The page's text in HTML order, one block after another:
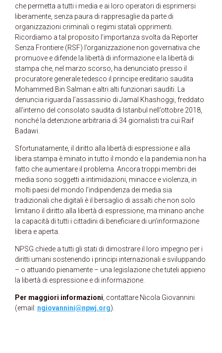
che permetta a tutti i media e ai loro operatori di esprimersi
liberamente, senza paura di rappresaglie da parte di
organizzazioni criminali o regimi statali opprimenti.
Ricordiamo a tal proposito l’importanza svolta da Reporter
Senza Frontiere (RSF) l’organizzazione non governativa che
promuove e difende la libertà di informazione e la libertà di
stampa che, nel marzo scorso, ha denunciato presso il
procuratore generale tedesco il principe ereditario saudita
Mohammed Bin Salman e altri alti funzionari sauditi. La
denuncia riguarda l’assassinio di Jamal Khashoggi, freddato
all’interno del consolato saudita di Istanbul nell’ottobre 2018,
nonché la detenzione arbitraria di 34 giornalisti tra cui Raif
Badawi.
Sfortunatamente, il diritto alla libertà di espressione e alla
libera stampa è minato in tutto il mondo e la pandemia non ha
fatto che aumentare il problema. Ancora troppi membri dei
media sono soggetti a intimidazioni, minacce e violenza, in
molti paesi del mondo l’indipendenza dei media sia
tradizionali che digitali è il bersaglio di assalti che non solo
limitano il diritto alla libertà di espressione, ma minano anche
la capacità di tutti i cittadini di beneficiare di un’informazione
libera e aperta.
NPSG chiede a tutti gli stati di dimostrare il loro impegno per i
diritti umani sostenendo i principi internazionali e sviluppando
– o attuando pienamente – una legislazione che tuteli appieno
la libertà di espressione e di informazione.
Per maggiori informazioni , contattare Nicola Giovannini
(email: ngiovannini@npwj.org).